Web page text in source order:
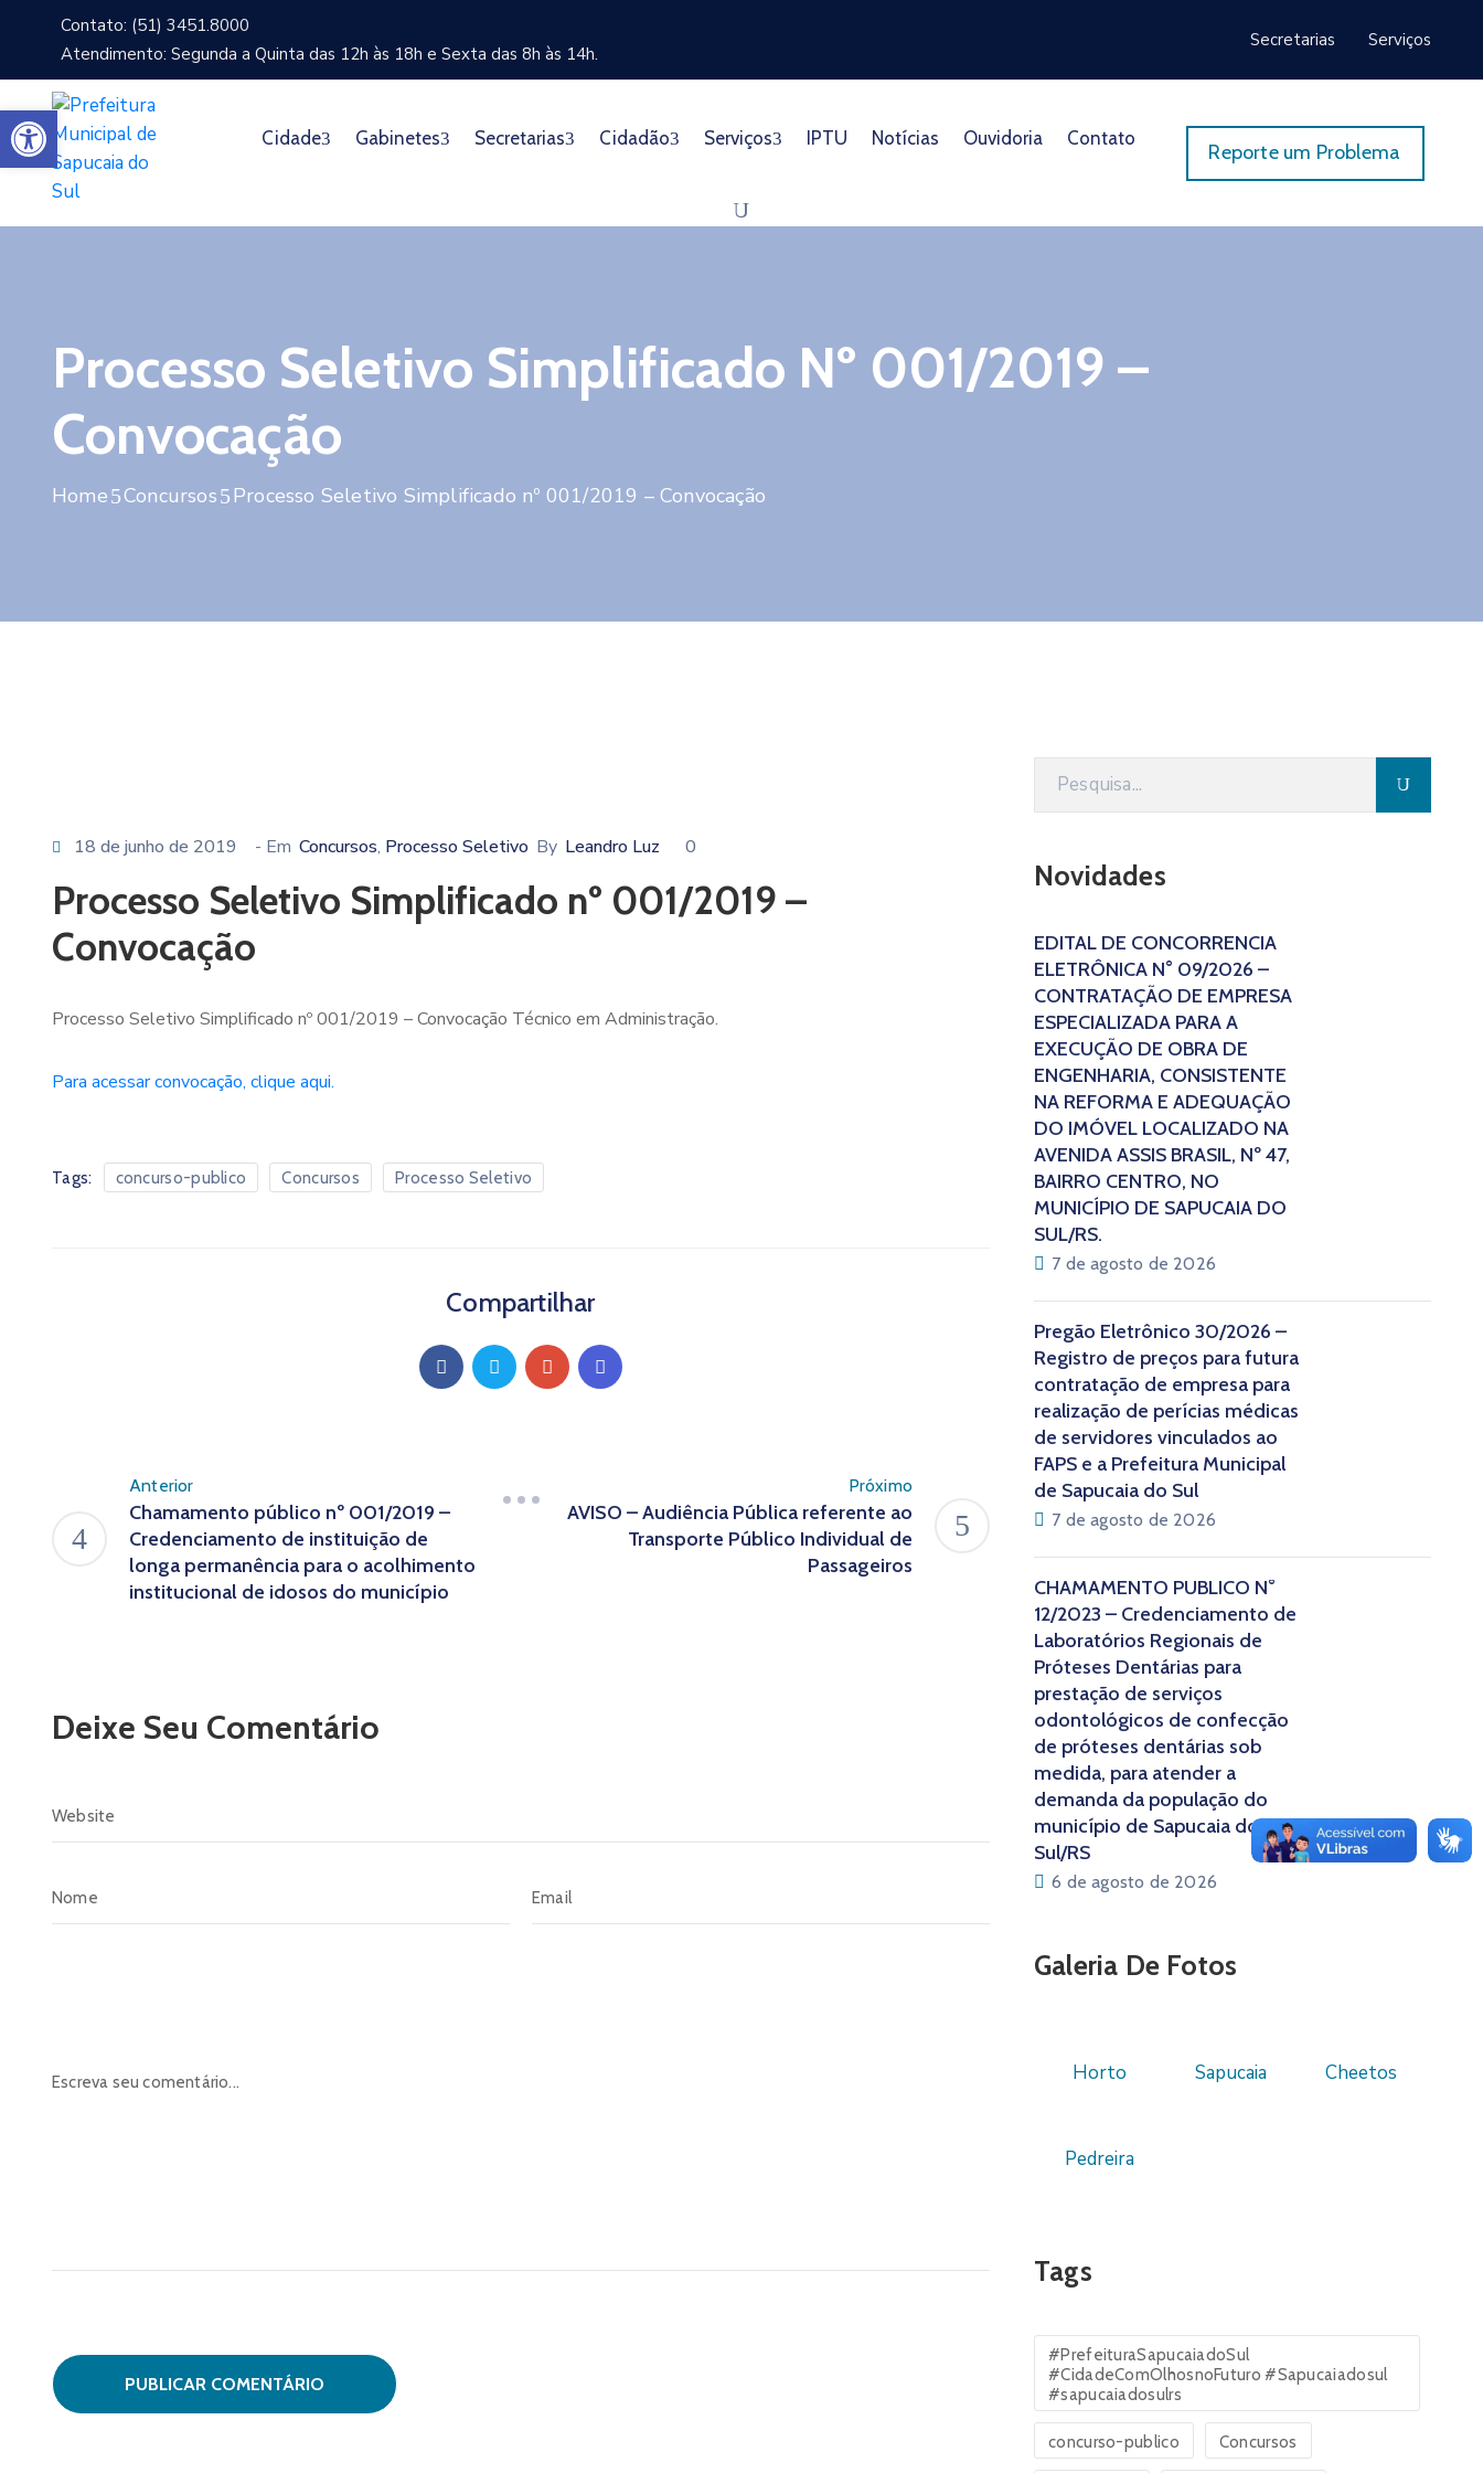
Contato: (51) 3451.8000
Atendimento: Segunda a Quinta das 12h às 18h e Sexta das 8h às 14h.
Secretarias Serviços
Cidade Gabinetes Secretarias Cidadão Serviços IPTU Notícias Ouvidoria Contato
Reporte um Problema
Processo Seletivo Simplificado Nº 001/2019 –
Convocação
Home Concursos Processo Seletivo Simplificado nº 001/2019 – Convocação
18 de junho de 2019 - Em Concursos‚ Processo Seletivo By Leandro Luz 0
Processo Seletivo Simplificado nº 001/2019 –
Convocação
Processo Seletivo Simplificado nº 001/2019 – Convocação Técnico em Administração.
Para acessar convocação, clique aqui.
Tags: concurso-publico Concursos Processo Seletivo
Compartilhar
Anterior
Chamamento público nº 001/2019 –
Credenciamento de instituição de
longa permanência para o acolhimento
institucional de idosos do município
Próximo
AVISO – Audiência Pública referente ao
Transporte Público Individual de
Passageiros
Deixe Seu Comentário
Novidades
EDITAL DE CONCORRÊNCIA
ELETRÔNICA N° 09/2026 –
CONTRATAÇÃO DE EMPRESA
ESPECIALIZADA PARA A
EXECUÇÃO DE OBRA DE
ENGENHARIA, CONSISTENTE
NA REFORMA E ADEQUAÇÃO
DO IMÓVEL LOCALIZADO NA
AVENIDA ASSIS BRASIL, Nº 47,
BAIRRO CENTRO, NO
MUNICÍPIO DE SAPUCAIA DO
SUL/RS.
7 de agosto de 2026
Pregão Eletrônico 30/2026 –
Registro de preços para futura
contratação de empresa para
realização de perícias médicas
de servidores vinculados ao
FAPS e a Prefeitura Municipal
de Sapucaia do Sul
7 de agosto de 2026
CHAMAMENTO PÚBLICO N°
12/2023 – Credenciamento de
Laboratórios Regionais de
Próteses Dentárias para
prestação de serviços
odontológicos de confecção
de próteses dentárias sob
medida, para atender a
demanda da população do
município de Sapucaia do
Sul/RS
6 de agosto de 2026
Galeria De Fotos
Horto Sapucaia Cheetos
Pedreira
Tags
#PrefeituraSapucaiadoSul
#CidadeComOlhosnoFuturo #Sapucaiadosul
#sapucaiadosulrs
concurso-publico Concursos
Abrir a barra de ferramentas